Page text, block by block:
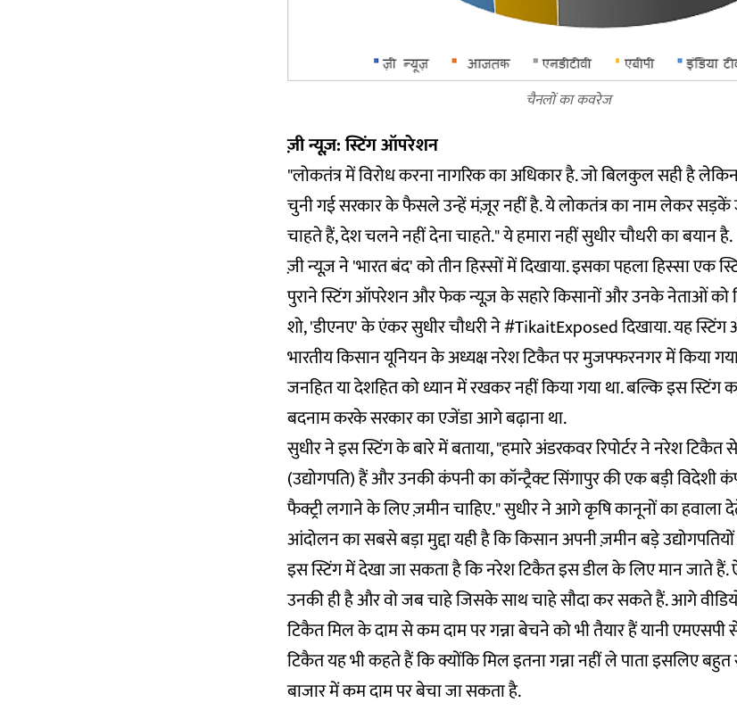
चैनलों का कवरेज
ज़ी न्यूज़: स्टिंग ऑपरेशन
"लोकतंत्र में विरोध करना नागरिक का अधिकार है. जो बिलकुल सही है
चुनी गई सरकार के फैसले उन्हें मंज़ूर नहीं है. ये लोकतंत्र का नाम लेकर सड़कें
चाहते हैं, देश चलने नहीं देना चाहते." ये हमारा नहीं सुधीर चौधरी का बयान है.
ज़ी न्यूज़ ने 'भारत बंद' को तीन हिस्सों में दिखाया. इसका पहला हिस्सा एक
पुराने स्टिंग ऑपरेशन और फेक न्यूज़ के सहारे किसानों और उनके नेताओं को
शो, 'डीएनए' के एंकर सुधीर चौधरी ने #TikaitExposed दिखाया. यह
भारतीय किसान यूनियन के अध्यक्ष नरेश टिकैत पर मुजफ्फरनगर में किया
जनहित या देशहित को ध्यान में रखकर नहीं किया गया था. बल्कि इस
बदनाम करके सरकार का एजेंडा आगे बढ़ाना था.
सुधीर ने इस स्टिंग के बारे में बताया, "हमारे अंडरकवर रिपोर्टर ने नरेश
(उद्योगपति) हैं और उनकी कंपनी का कॉन्ट्रैक्ट सिंगापुर की एक बड़ी
फैक्ट्री लगाने के लिए ज़मीन चाहिए." सुधीर ने आगे कृषि कानूनों का हवाला
आंदोलन का सबसे बड़ा मुद्दा यही है कि किसान अपनी ज़मीन बड़े
इस स्टिंग में देखा जा सकता है कि नरेश टिकैत इस डील के लिए मान जाते हैं.
उनकी ही है और वो जब चाहे जिसके साथ चाहे सौदा कर सकते हैं. आगे
टिकैत मिल के दाम से कम दाम पर गन्ना बेचने को भी तैयार हैं यानी
टिकैत यह भी कहते हैं कि क्योंकि मिल इतना गन्ना नहीं ले पाता इसलिए बहुत
बाजार में कम दाम पर बेचा जा सकता है.